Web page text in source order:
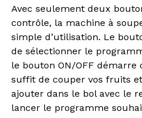
Avec seulement deux
contrôle, la machine à
simple d’utilisation. Le
de sélectionner le
le bouton ON/OFF
suffit de couper vos fruits
ajouter dans le bol avec le
lancer le programme